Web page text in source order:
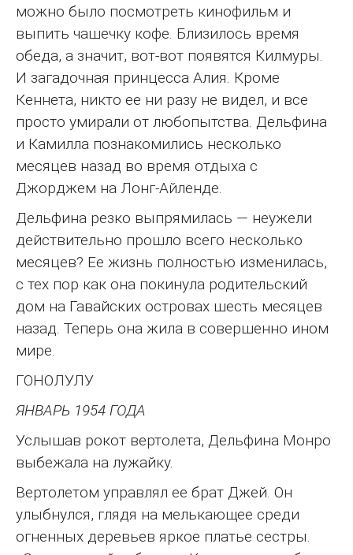
можно было посмотреть кинофильм и
выпить чашечку кофе. Близилось время
обеда, а значит, вот-вот появятся Килмуры.
И загадочная принцесса Алия. Кроме
Кеннета, никто ее ни разу не видел, и все
просто умирали от любопытства. Дельфина
и Камилла познакомились несколько
месяцев назад во время отдыха с
Джорджем на Лонг-Айленде.
Дельфина резко выпрямилась — неужели
действительно прошло всего несколько
месяцев? Ее жизнь полностью изменилась,
с тех пор как она покинула родительский
дом на Гавайских островах шесть месяцев
назад. Теперь она жила в совершенно ином
мире.
ГОНОЛУЛУ
ЯНВАРЬ 1954 ГОДА
Услышав рокот вертолета, Дельфина Монро
выбежала на лужайку.
Вертолетом управлял ее брат Джей. Он
улыбнулся, глядя на мелькающее среди
огненных деревьев яркое платье сестры.